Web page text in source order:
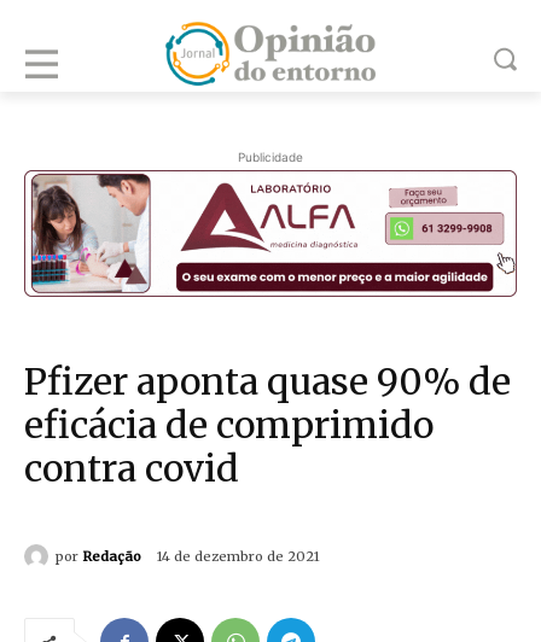
Publicidade
Pfizer aponta quase 90% de
eficácia de comprimido
contra covid
por Redação 14 de dezembro de 2021